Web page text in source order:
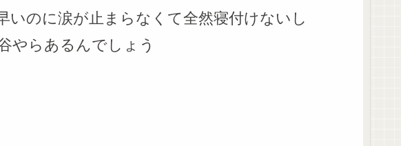
のに涙が止まらなくて全然寝付けないし
やらあるんでしょう